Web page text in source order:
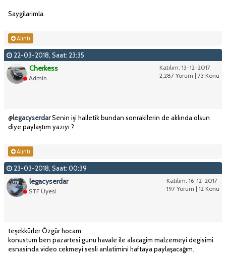
Saygilarimla.
Alıntı
22-03-2018, Saat: 23:35
Katılım: 13-12-2017
2,287 Yorum | 73 Konu
Cherkess
Admin
@legacyserdarSenin işi halletik bundan sonrakilerin de aklında olsun
diye paylaştım yazıyı ?
Alıntı
23-03-2018, Saat: 00:39
Katılım: 16-12-2017
197 Yorum | 12 Konu
legacyserdar
STF Üyesi
teşekkürler Özgür hocam
konustum ben pazartesi gunu havale ile alacagim malzemeyi degisimi
esnasinda video cekmeyi sesli anlatimini haftaya paylaşacağım.